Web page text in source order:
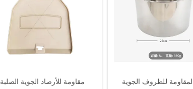
مقاومة للأرصاد الجوية الصلبة
للظروف الجوية